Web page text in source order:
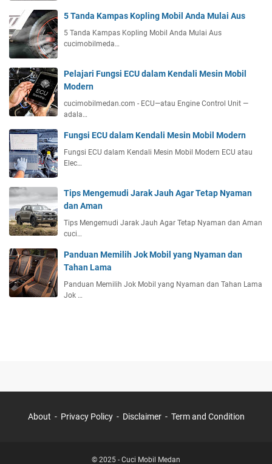
5 Tanda Kampas Kopling Mobil Anda Mulai Aus
5 Tanda Kampas Kopling Mobil Anda Mulai Aus
cucimobilmeda…
Pelajari Fungsi ECU dalam Kendali Mesin Mobil
Modern
cucimobilmedan.com - ECU—atau Engine Control Unit —
adala…
Fungsi ECU dalam Kendali Mesin Mobil Modern
Fungsi ECU dalam Kendali Mesin Mobil Modern ECU atau
Elec…
Tips Mengemudi Jarak Jauh Agar Tetap Nyaman
dan Aman
Tips Mengemudi Jarak Jauh Agar Tetap Nyaman dan Aman
cuci…
Panduan Memilih Jok Mobil yang Nyaman dan
Tahan Lama
Panduan Memilih Jok Mobil yang Nyaman dan Tahan Lama
Jok …
About Privacy Policy Disclaimer Term and Condition
© 2025 - Cuci Mobil Medan